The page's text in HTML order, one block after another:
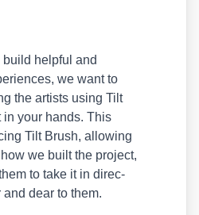
hel­pful and
we want to
the artists using Tilt
in your hands. This
Tilt Brush, allo­wing
we built the pro­ject,
to take it in direc­
dear to them.